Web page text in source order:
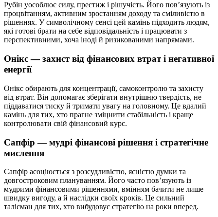
Рубін уособлює силу, престиж і рішучість. Його пов’язують із
процвітанням, активним зростанням доходу та сміливістю в
рішеннях. У символічному сенсі цей камінь підходить людям,
які готові брати на себе відповідальність і працювати з
перспективними, хоча іноді й ризикованими напрямами.
Онікс — захист від фінансових втрат і негативної
енергії
Онікс обирають для концентрації, самоконтролю та захисту
від втрат. Він допомагає зберігати внутрішню твердість, не
піддаватися тиску й тримати увагу на головному. Це вдалий
камінь для тих, хто прагне зміцнити стабільність і краще
контролювати свій фінансовий курс.
Сапфір — мудрі фінансові рішення і стратегічне
мислення
Сапфір асоціюється з розсудливістю, ясністю думки та
довгостроковим плануванням. Його часто пов’язують із
мудрими фінансовими рішеннями, вмінням бачити не лише
швидку вигоду, а й наслідки своїх кроків. Це сильний
талісман для тих, хто вибудовує стратегію на роки вперед.